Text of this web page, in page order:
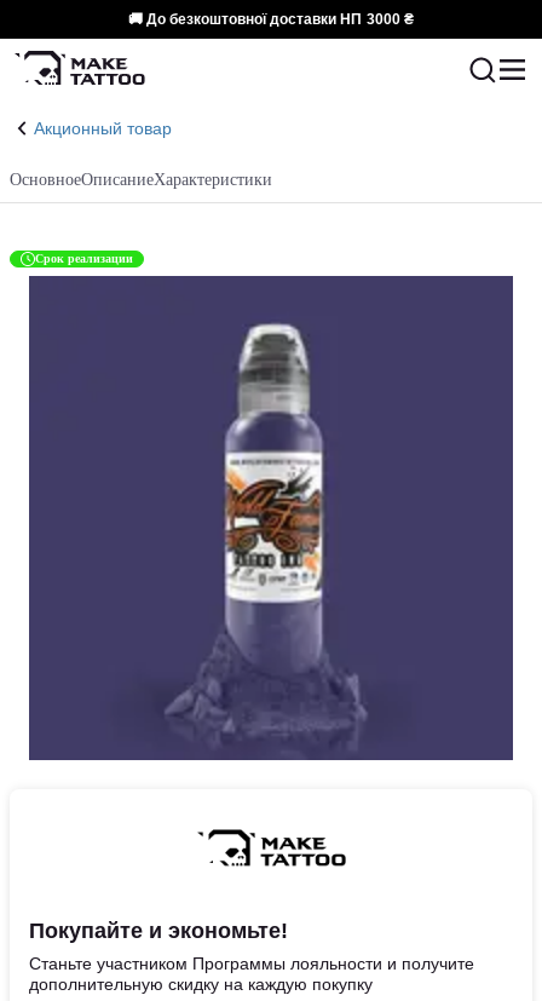
🚚 До безкоштовної доставки НП 3000 ₴
Акционный товар
ОсновноеОписаниеХарактеристики
Срок реализации
Покупайте и экономьте!
Станьте участником Программы лояльности и получите
дополнительную скидку на каждую покупку